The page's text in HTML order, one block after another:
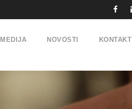
NOVOSTI KONTAKT